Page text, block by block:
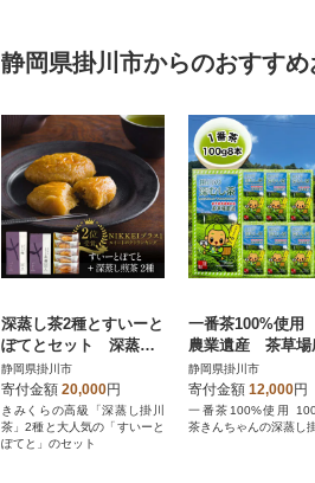
静岡県掛川市からのおすすめ
深蒸し茶2種とすいーと
ぽてとセット 深蒸し
掛川茶 日本茶きみくら
【5898】
静岡県掛川市
寄付金額 20,000円
きみくらの高級「深蒸し掛川
茶」2種と大人気の「すいーと
ぽてと」のセット
一番茶100%使
農業遺産 茶草場
法 茶のみやきん
う深蒸し掛川茶 8
ット
静岡県掛川市
寄付金額 12,000円
一番茶100%使用
茶きんちゃんの深蒸し